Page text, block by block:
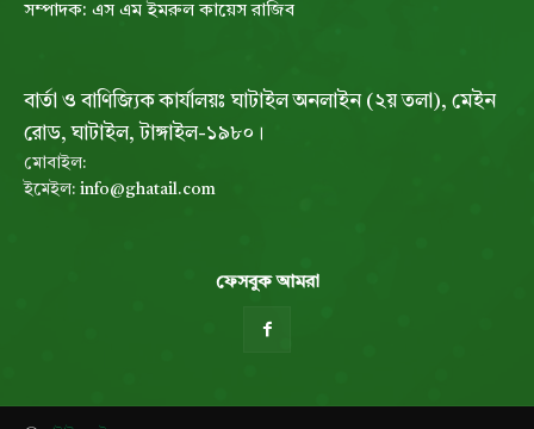
সম্পাদক: এস এম ইমরুল কায়েস রাজিব
বার্তা ও বাণিজ্যিক কার্যালয়ঃ ঘাটাইল অনলাইন (২য় তলা), মেইন
রোড, ঘাটাইল, টাঙ্গাইল-১৯৮০।
মোবাইল:
ইমেইল: info@ghatail.com
ফেসবুক আমরা